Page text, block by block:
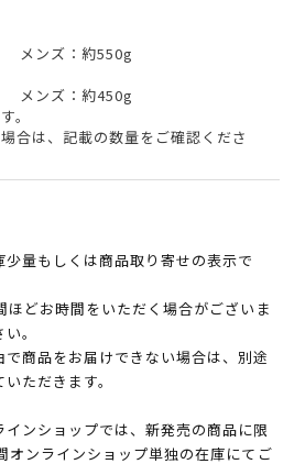
メンズ：約550g
メンズ：約450g
。
合は、記載の数量をご確認くださ
量もしくは商品取り寄せの表示で
ほどお時間をいただく場合がございま
。
商品をお届けできない場合は、別途
ただきます。
ンショップでは、新発売の商品に限
オンラインショップ単独の在庫にてご